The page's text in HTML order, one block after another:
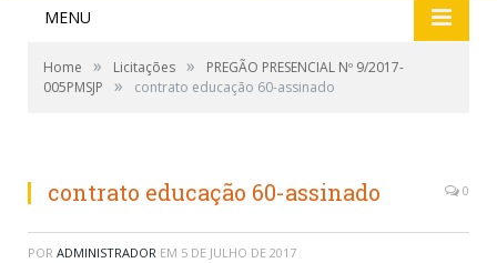
MENU
Home » Licitações »
PREGÃO PRESENCIAL Nº 9/2017-
005PMSJP
» contrato educação 60-assinado
contrato educação 60-assinado 0
POR ADMINISTRADOR EM 5 DE JULHO DE 2017